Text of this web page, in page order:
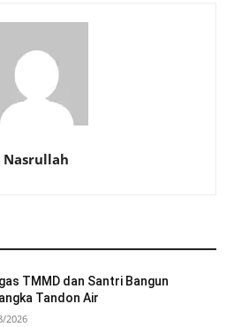
Nasrullah
TMMD dan Santri Bangun
Tandon Air
2026